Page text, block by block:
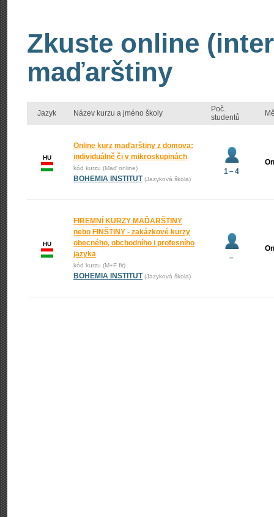
Zkuste online
maďarštiny
Jazyk Název kurzu a jméno školy
Poč.
studentů
HU
Online kurz maďarštiny z domova:
individuálně či v mikroskupinách
kód kurzu (Maď online)
BOHEMIA INSTITUT (Jazyková škola)
1 – 4
HU
FIREMNÍ KURZY MAĎARŠTINY
nebo FINŠTINY - zakázkové kurzy
obecného, obchodního i profesního
jazyka
kód kurzu (M+F fir)
BOHEMIA INSTITUT (Jazyková škola)
–